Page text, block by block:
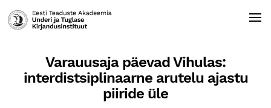
Varauusaja päevad Vihulas:
interdistsiplinaarne arutelu ajastu
piiride üle